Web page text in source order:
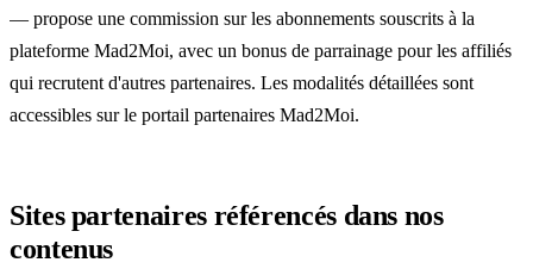
— propose une commission sur les abonnements souscrits à la
plateforme Mad2Moi, avec un bonus de parrainage pour les affiliés
qui recrutent d'autres partenaires. Les modalités détaillées sont
accessibles sur le portail partenaires Mad2Moi.
Sites partenaires référencés dans nos
contenus